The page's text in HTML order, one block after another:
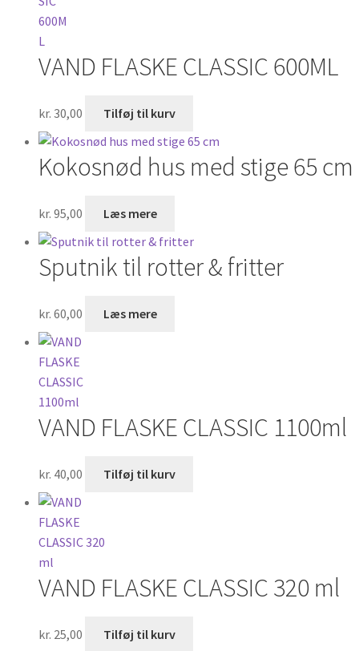
VAND FLASKE CLASSIC 600ML
kr. 30,00 Tilføj til kurv
Kokosnød hus med stige 65 cm
kr. 95,00 Læs mere
Sputnik til rotter & fritter
kr. 60,00 Læs mere
VAND FLASKE CLASSIC 1100ml
kr. 40,00 Tilføj til kurv
VAND FLASKE CLASSIC 320 ml
kr. 25,00 Tilføj til kurv